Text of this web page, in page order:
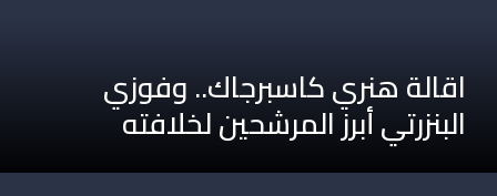
اقالة هنري كاسبرجاك.. وفوزي
البنزرتي أبرز المرشحين لخلافته